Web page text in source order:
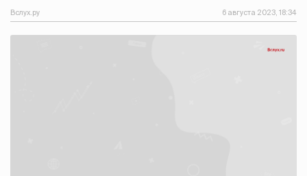
Вслух.ру 6 августа 2023, 18:34